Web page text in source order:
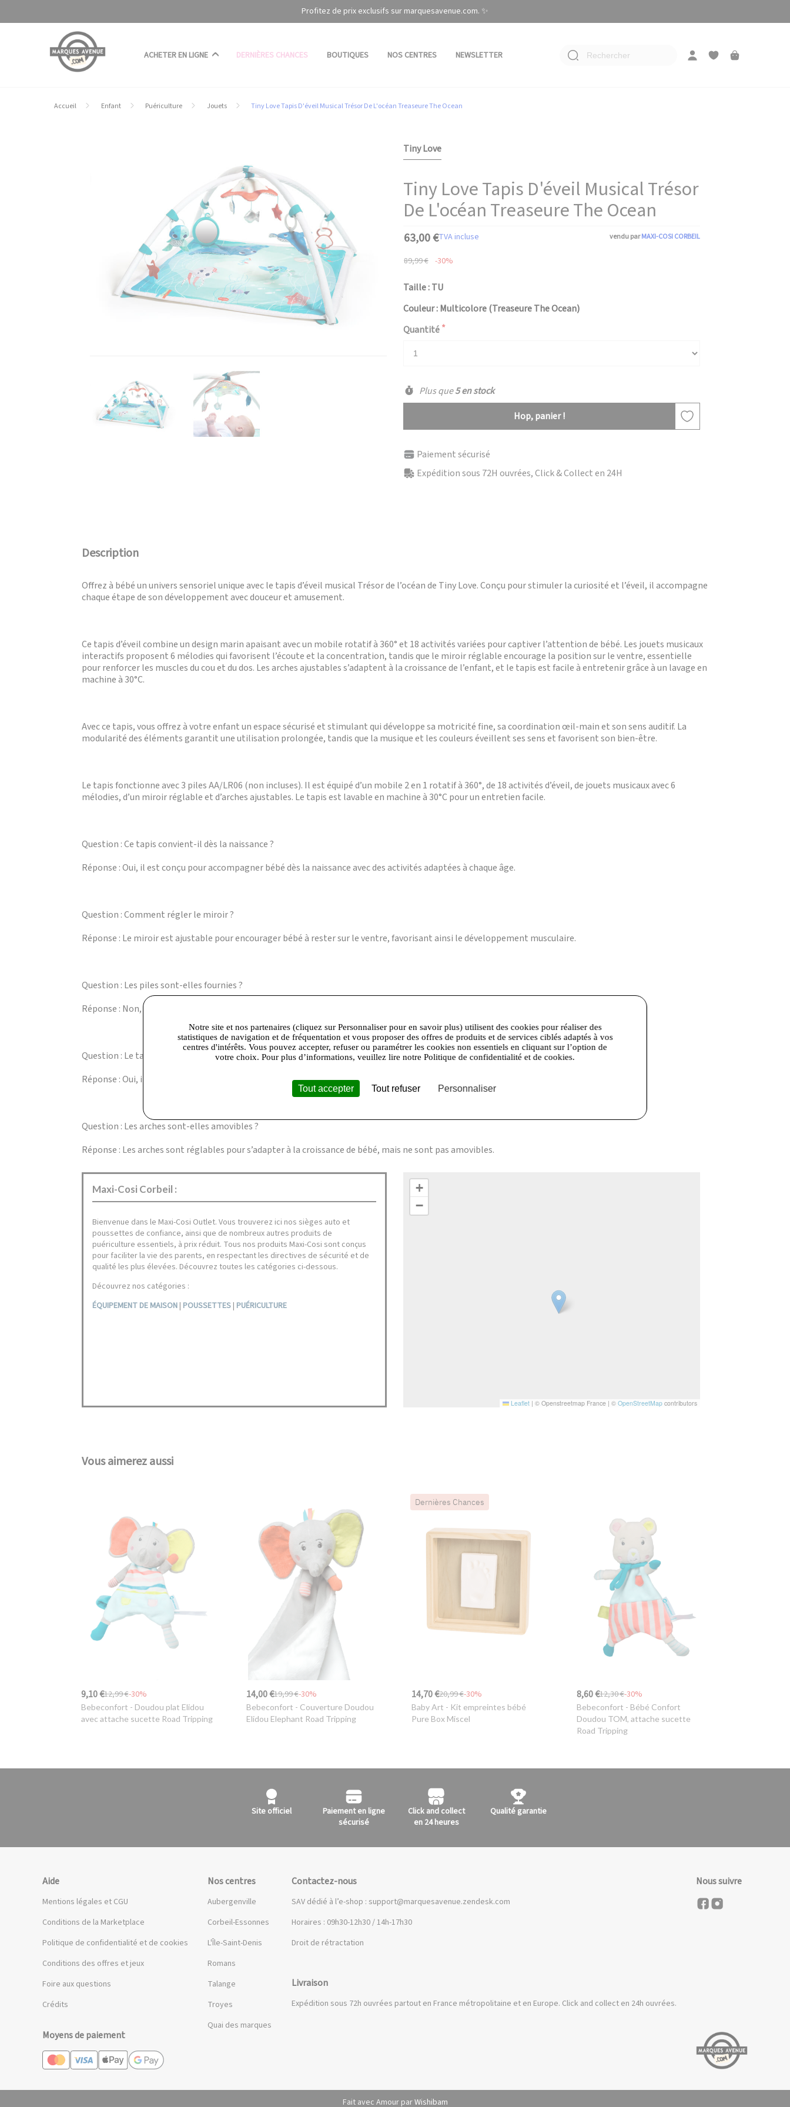
Profitez de prix exclusifs sur marquesavenue.com. ✨
ACHETER EN LIGNE DERNIÈRES CHANCES BOUTIQUES NOS CENTRES NEWSLETTER Rechercher
Accueil Enfant Puériculture Jouets Tiny Love Tapis D'éveil Musical Trésor De L'océan Treaseure The Ocean
Tiny Love
Tiny Love Tapis D'éveil Musical Trésor
De L'océan Treaseure The Ocean
vendu parMAXI-COSI CORBEIL
63,00 €TVA incluse
89,99 € -30%
Taille : TU
Couleur : Multicolore (Treaseure The Ocean)
Quantité
Plus que5 en stock
Hop, panier !
Paiement sécurisé
Expédition sous 72H ouvrées, Click & Collect en 24H
Description
Offrez à bébé un univers sensoriel unique avec le tapis d’éveil musical Trésor de l’océan de Tiny Love. Conçu pour stimuler la curiosité et l’éveil, il accompagne
chaque étape de son développement avec douceur et amusement.
Ce tapis d’éveil combine un design marin apaisant avec un mobile rotatif à 360° et 18 activités variées pour captiver l’attention de bébé. Les jouets musicaux
interactifs proposent 6 mélodies qui favorisent l’écoute et la concentration, tandis que le miroir réglable encourage la position sur le ventre, essentielle
pour renforcer les muscles du cou et du dos. Les arches ajustables s’adaptent à la croissance de l’enfant, et le tapis est facile à entretenir grâce à un lavage en
machine à 30°C.
Avec ce tapis, vous offrez à votre enfant un espace sécurisé et stimulant qui développe sa motricité fine, sa coordination œil-main et son sens auditif. La
modularité des éléments garantit une utilisation prolongée, tandis que la musique et les couleurs éveillent ses sens et favorisent son bien-être.
Le tapis fonctionne avec 3 piles AA/LR06 (non incluses). Il est équipé d’un mobile 2 en 1 rotatif à 360°, de 18 activités d’éveil, de jouets musicaux avec 6
mélodies, d’un miroir réglable et d’arches ajustables. Le tapis est lavable en machine à 30°C pour un entretien facile.
Question : Ce tapis convient-il dès la naissance ?
Réponse : Oui, il est conçu pour accompagner bébé dès la naissance avec des activités adaptées à chaque âge.
Question : Comment régler le miroir ?
Réponse : Le miroir est ajustable pour encourager bébé à rester sur le ventre, favorisant ainsi le développement musculaire.
Question : Les piles sont-elles fournies ?
Réponse : Non, le tapis nécessite 3 piles AA/LR06 qui ne sont pas incluses.
Question : Le tapis est-il facile à nettoyer ?
Réponse : Oui, il est lavable en machine à 30°C pour un entretien simple et rapide.
Question : Les arches sont-elles amovibles ?
Réponse : Les arches sont réglables pour s’adapter à la croissance de bébé, mais ne sont pas amovibles.
Maxi-Cosi Corbeil :
Bienvenue dans le Maxi-Cosi Outlet. Vous trouverez ici nos sièges auto et
poussettes de confiance, ainsi que de nombreux autres produits de
puériculture essentiels, à prix réduit. Tous nos produits Maxi-Cosi sont conçus
pour faciliter la vie des parents, en respectant les directives de sécurité et de
qualité les plus élevées. Découvrez toutes les catégories ci-dessous.
Découvrez nos catégories :
ÉQUIPEMENT DE MAISON | POUSSETTES | PUÉRICULTURE
+
−
Leaflet | © Openstreetmap France | © OpenStreetMapcontributors
Vous aimerez aussi
9,10 €12,99 €-30%
Bebeconfort - Doudou plat Elidou
avec attache sucette Road Tripping
14,00 €19,99 €-30%
Bebeconfort - Couverture Doudou
Elidou Elephant Road Tripping
Dernières Chances
14,70 €20,99 €-30%
Baby Art - Kit empreintes bébé
Pure Box Miscel
8,60 €12,30 €-30%
Bebeconfort - Bébé Confort
Doudou TOM, attache sucette
Road Tripping
Site officiel
Paiement en ligne
sécurisé
Click and collect
en 24 heures
Qualité garantie
Aide
Mentions légales et CGU
Conditions de la Marketplace
Politique de confidentialité et de cookies
Conditions des offres et jeux
Foire aux questions
Crédits
Moyens de paiement
Nos centres
Aubergenville
Corbeil-Essonnes
L'Île-Saint-Denis
Romans
Talange
Troyes
Quai des marques
Contactez-nous
SAV dédié à l’e-shop : support@marquesavenue.zendesk.com
Horaires : 09h30-12h30 / 14h-17h30
Droit de rétractation
Livraison
Expédition sous 72h ouvrées partout en France métropolitaine et en Europe. Click and collect en 24h ouvrées.
Nous suivre
Fait avec Amour parWishibam
Notre site et nos partenaires (cliquez sur Personnaliser pour en savoir plus) utilisent des cookies pour réaliser des
statistiques de navigation et de fréquentation et vous proposer des offres de produits et de services ciblés adaptés à vos
centres d'intérêts. Vous pouvez accepter, refuser ou paramétrer les cookies non essentiels en cliquant sur l’option de
votre choix. Pour plus d’informations, veuillez lire notre Politique de confidentialité et de cookies.
Tout accepter Tout refuser Personnaliser